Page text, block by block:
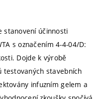
stanovení účinnosti
s označením 4-4-04/D:
Dojde k výrobě
testovaných stavebních
infuzním gelem a